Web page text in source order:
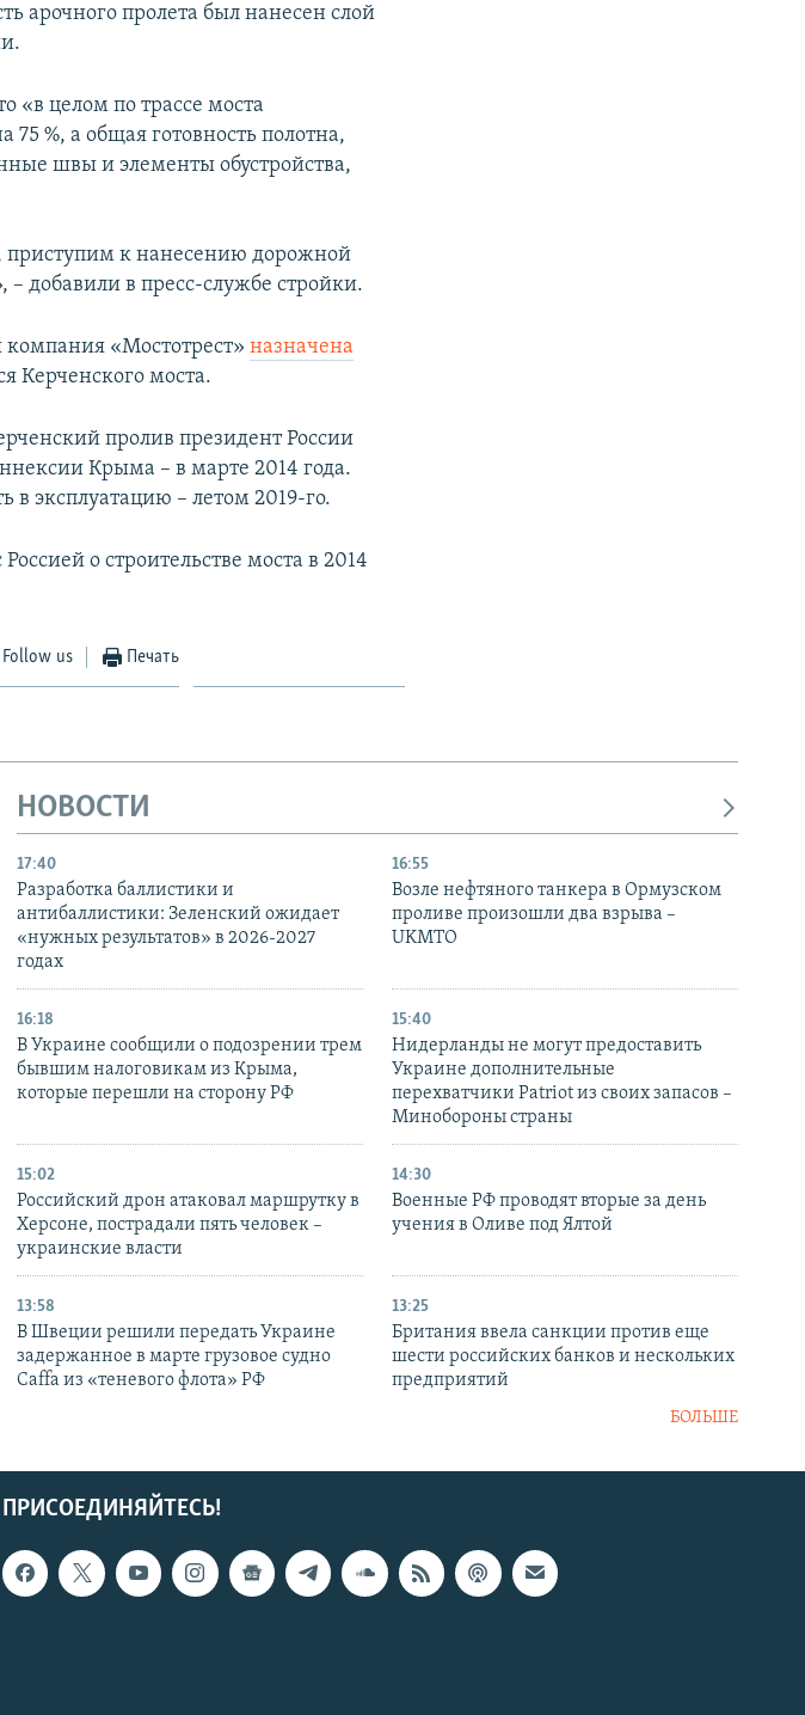
арочного пролета был нанесен слой
«в целом по трассе моста
%, а общая готовность полотна,
швы и элементы обустройства,
приступим к нанесению дорожной
добавили в пресс-службе стройки.
компания «Мостотрест»назначена
Керченского моста.
пролив президент России
Крыма – в марте 2014 года.
в эксплуатацию – летом 2019-го.
о строительстве моста в 2014
Follow us Печать
НОВОСТИ
17:40
Разработка баллистики и
антибаллистики: Зеленский ожидает
«нужных результатов» в 2026-2027
годах
16:55
Возле нефтяного танкера в Ормузском
проливе произошли два взрыва –
UKMTO
16:18
В Украине сообщили о подозрении трем
бывшим налоговикам из Крыма,
которые перешли на сторону РФ
15:40
Нидерланды не могут предоставить
Украине дополнительные
перехватчики Patriot из своих запасов –
Минобороны страны
15:02
Российский дрон атаковал маршрутку в
Херсоне, пострадали пять человек –
украинские власти
14:30
Военные РФ проводят вторые за день
учения в Оливе под Ялтой
13:58
В Швеции решили передать Украине
задержанное в марте грузовое судно
Caffa из «теневого флота» РФ
13:25
Британия ввела санкции против еще
шести российских банков и нескольких
предприятий
БОЛЬШЕ
ПРИСОЕДИНЯЙТЕСЬ!